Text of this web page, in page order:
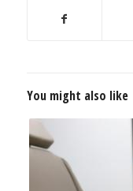
You might also like